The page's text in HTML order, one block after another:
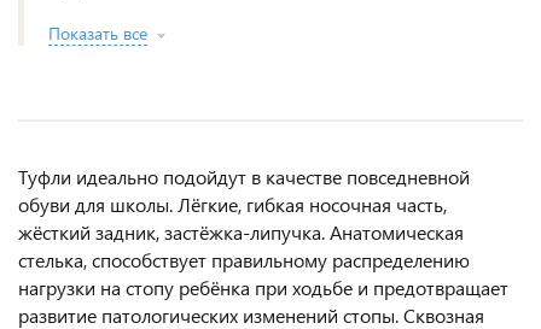
Показать все
Туфли идеально подойдут в качестве повседневной
обуви для школы. Лёгкие, гибкая носочная часть,
жёсткий задник, застёжка-липучка. Анатомическая
стелька, способствует правильному распределению
нагрузки на стопу ребёнка при ходьбе и предотвращает
развитие патологических изменений стопы. Сквозная